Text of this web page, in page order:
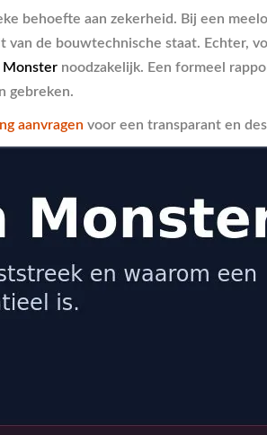
behoefte aan zekerheid. Bij een
de bouwtechnische staat. Echter,
Monster noodzakelijk. Een formeel
gebreken.
aanvragen voor een transparant en